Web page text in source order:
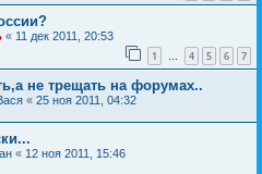
« 11 дек 2011, 20:53
1 … 4 5 6 7
не трещать на форумах..
« 25 ноя 2011, 04:32
« 12 ноя 2011, 15:46